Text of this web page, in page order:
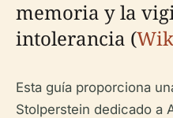
memoria y la
intolerancia (
Esta guía proporciona
Stolperstein dedicado a